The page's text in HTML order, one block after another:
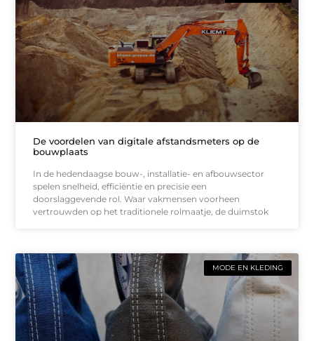
De voordelen van digitale afstandsmeters op de
bouwplaats
In de hedendaagse bouw-, installatie- en afbouwsector
spelen snelheid, efficiëntie en precisie een
doorslaggevende rol. Waar vakmensen voorheen
vertrouwden op het traditionele rolmaatje, de duimstok
MODE EN KLEDING